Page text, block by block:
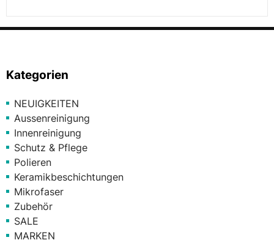
Kategorien
NEUIGKEITEN
Aussenreinigung
Innenreinigung
Schutz & Pflege
Polieren
Keramikbeschichtungen
Mikrofaser
Zubehör
SALE
MARKEN